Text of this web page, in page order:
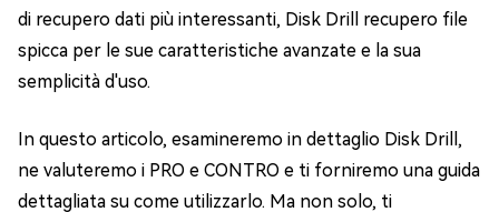
di recupero dati più interessanti, Disk Drill recupero file
spicca per le sue caratteristiche avanzate e la sua
semplicità d'uso.
In questo articolo, esamineremo in dettaglio Disk Drill,
ne valuteremo i PRO e CONTRO e ti forniremo una guida
dettagliata su come utilizzarlo. Ma non solo, ti